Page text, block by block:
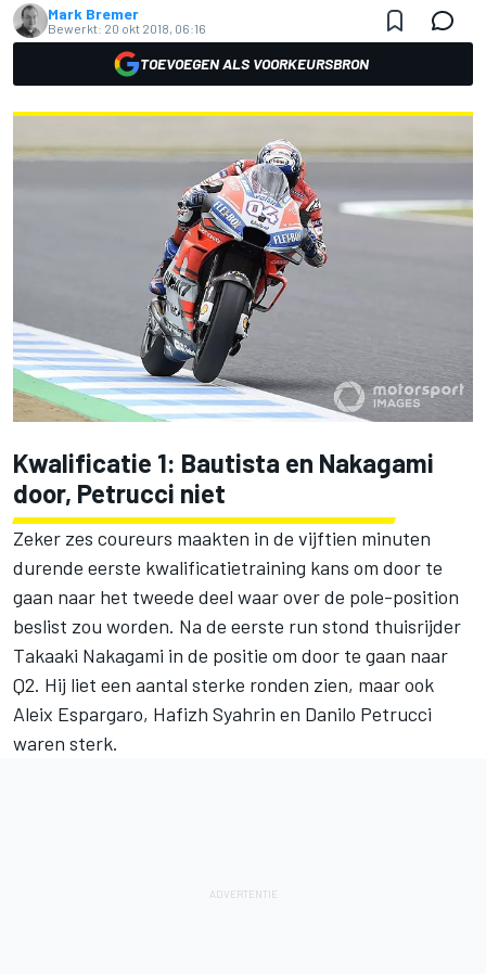
Mark Bremer
Bewerkt: 20 okt 2018, 06:16
TOEVOEGEN ALS VOORKEURSBRON
Kwalificatie 1: Bautista en Nakagami
door, Petrucci niet
Zeker zes coureurs maakten in de vijftien minuten
durende eerste kwalificatietraining kans om door te
gaan naar het tweede deel waar over de pole-position
beslist zou worden. Na de eerste run stond thuisrijder
Takaaki Nakagami in de positie om door te gaan naar
Q2. Hij liet een aantal sterke ronden zien, maar ook
Aleix Espargaro, Hafizh Syahrin en Danilo Petrucci
waren sterk.